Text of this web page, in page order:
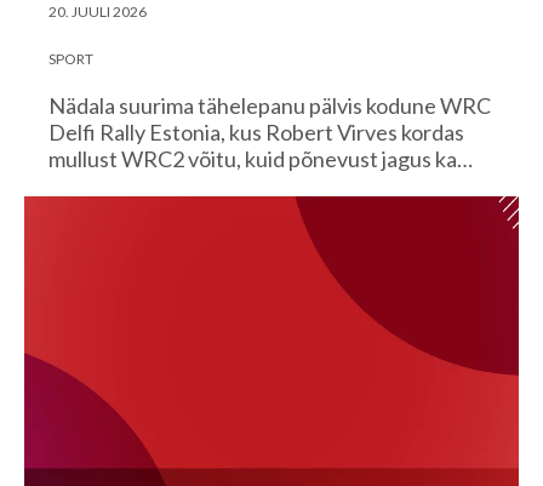
20. JUULI 2026
SPORT
Nädala suurima tähelepanu pälvis kodune WRC
Delfi Rally Estonia, kus Robert Virves kordas
mullust WRC2 võitu, kuid põnevust jagus ka…